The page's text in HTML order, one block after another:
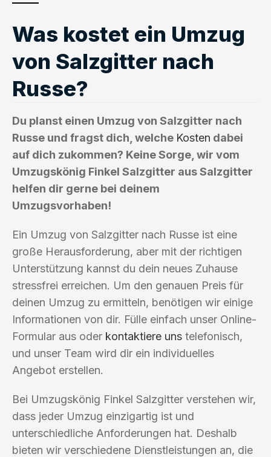
Was kostet ein Umzug
von Salzgitter nach
Russe?
Du planst einen Umzug von Salzgitter nach
Russe und fragst dich, welche Kosten dabei
auf dich zukommen? Keine Sorge, wir vom
Umzugskönig Finkel Salzgitter aus Salzgitter
helfen dir gerne bei deinem
Umzugsvorhaben!
Ein Umzug von Salzgitter nach Russe ist eine
große Herausforderung, aber mit der richtigen
Unterstützung kannst du dein neues Zuhause
stressfrei erreichen. Um den genauen Preis für
deinen Umzug zu ermitteln, benötigen wir einige
Informationen von dir. Fülle einfach unser Online-
Formular aus oder kontaktiere uns telefonisch,
und unser Team wird dir ein individuelles
Angebot erstellen.
Bei Umzugskönig Finkel Salzgitter verstehen wir,
dass jeder Umzug einzigartig ist und
unterschiedliche Anforderungen hat. Deshalb
bieten wir verschiedene Dienstleistungen an, die